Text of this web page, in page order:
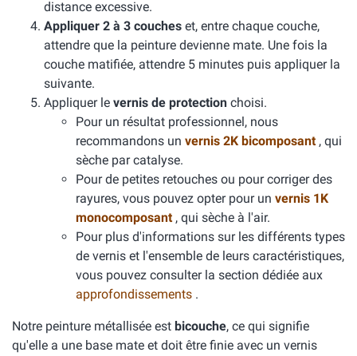
distance excessive.
Appliquer 2 à 3 couches et, entre chaque couche,
attendre que la peinture devienne mate. Une fois la
couche matifiée, attendre 5 minutes puis appliquer la
suivante.
Appliquer le vernis de protection choisi.
Pour un résultat professionnel, nous
recommandons un vernis 2K bicomposant , qui
sèche par catalyse.
Pour de petites retouches ou pour corriger des
rayures, vous pouvez opter pour un vernis 1K
monocomposant , qui sèche à l'air.
Pour plus d'informations sur les différents types
de vernis et l'ensemble de leurs caractéristiques,
vous pouvez consulter la section dédiée aux
approfondissements .
Notre peinture métallisée est bicouche, ce qui signifie
qu'elle a une base mate et doit être finie avec un vernis